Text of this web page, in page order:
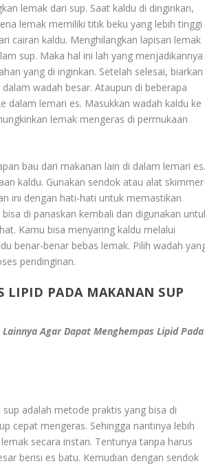
lemak dari sup. Saat kaldu di dinginkan,
lemak memiliki titik beku yang lebih tinggi
cairan kaldu. Menghilangkan lapisan lemak
sup. Maka hal ini lah yang menjadikannya
yang di inginkan. Setelah selesai, biarkan
wadah besar. Ataupun di beberapa
dalam lemari es. Masukkan wadah kaldu ke
lemak mengeras di permukaan
bau dari makanan lain di dalam lemari
kaldu. Gunakan sendok atau alat skimmer
ini dengan hati-hati untuk memastikan
di panaskan kembali dan digunakan
Kamu bisa menyaring kaldu melalui
benar-benar bebas lemak. Pilih wadah
pendinginan.
LIPID PADA MAKANAN SUP
Lainnya Agar Dapat Menghempas Lipid Pada
adalah metode praktis yang bisa di
cepat mengeras. Sehingga nantinya lebih
secara instan. Tentunya tanpa harus
berisi es batu. Kemudian dengan sendok